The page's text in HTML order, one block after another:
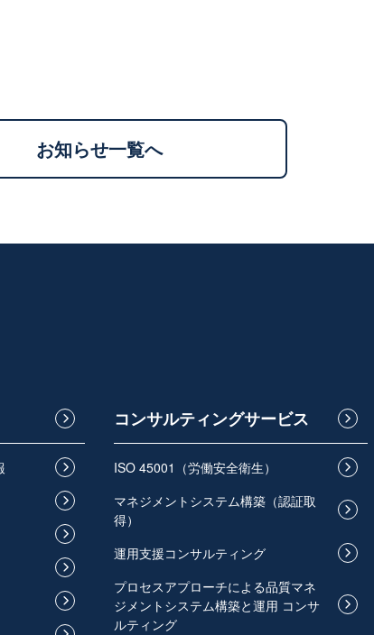
お知らせ一覧へ
コンサルティングサービス
ISO 45001（労働安全衛生）
マネジメントシステム構築（認証取
得）
運用支援コンサルティング
プロセスアプローチによる品質マネ
ジメントシステム構築と運用 コンサ
ルティング